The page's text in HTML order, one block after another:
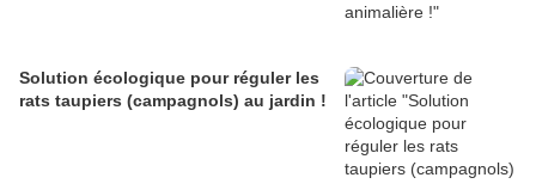
Solution écologique pour réguler les
rats taupiers (campagnols) au jardin !